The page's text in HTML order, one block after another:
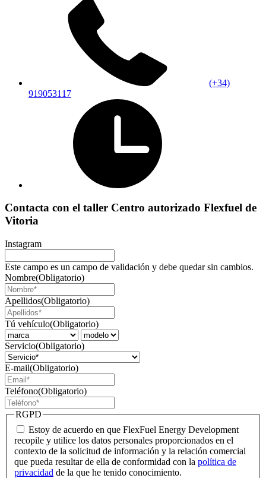
(+34)
919053117
Contacta con el taller Centro autorizado Flexfuel de
Vitoria
Instagram
Este campo es un campo de validación y debe quedar sin cambios.
Nombre(Obligatorio)
Apellidos(Obligatorio)
Tú vehículo(Obligatorio)
Servicio(Obligatorio)
E-mail(Obligatorio)
Teléfono(Obligatorio)
RGPD
Estoy de acuerdo en que FlexFuel Energy Development
recopile y utilice los datos personales proporcionados en el
contexto de la solicitud de información y la relación comercial
que pueda resultar de ella de conformidad con la política de
privacidad de la que he tenido conocimiento.